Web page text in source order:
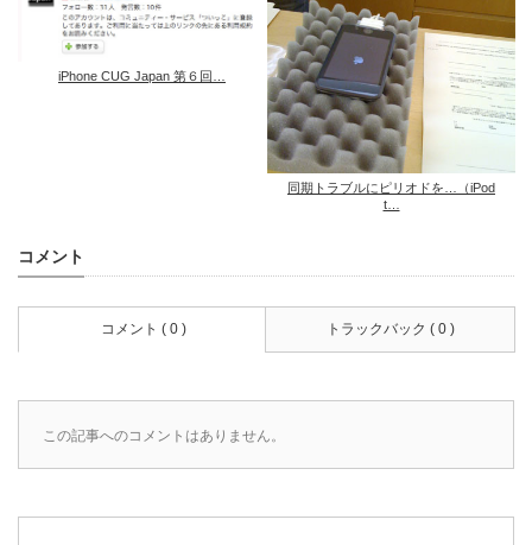
iPhone CUG Japan 第６回…
同期トラブルにピリオドを…（iPod
t…
コメント
コメント ( 0 ) トラックバック ( 0 )
この記事へのコメントはありません。